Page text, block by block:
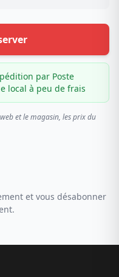
par Poste
local à peu de frais
et le magasin, les prix du
et vous désabonner